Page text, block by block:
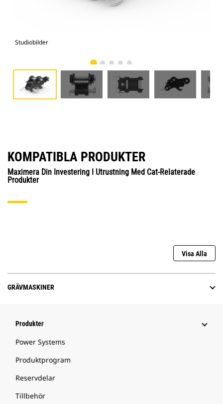
Studiobilder
KOMPATIBLA PRODUKTER
Maximera Din Investering I Utrustning Med Cat-Relaterade
Produkter
Visa Alla
GRÄVMASKINER
Produkter
Power Systems
Produktprogram
Reservdelar
Tillbehör